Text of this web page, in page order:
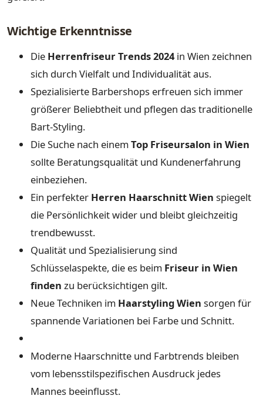
Wichtige Erkenntnisse
Die Herrenfriseur Trends 2024in Wien zeichnen
sich durch Vielfalt und Individualität aus.
Spezialisierte Barbershops erfreuen sich immer
größerer Beliebtheit und pflegen das traditionelle
Bart-Styling.
Die Suche nach einemTop Friseursalon in Wien
sollte Beratungsqualität und Kundenerfahrung
einbeziehen.
Ein perfekter Herren Haarschnitt Wien spiegelt
die Persönlichkeit wider und bleibt gleichzeitig
trendbewusst.
Qualität und Spezialisierung sind
Schlüsselaspekte, die es beim Friseur in Wien
finden zu berücksichtigen gilt.
Neue Techniken im Haarstyling Wien sorgen für
spannende Variationen bei Farbe und Schnitt.
Moderne Haarschnitte und Farbtrends bleiben
vom lebensstilspezifischen Ausdruck jedes
Mannes beeinflusst.